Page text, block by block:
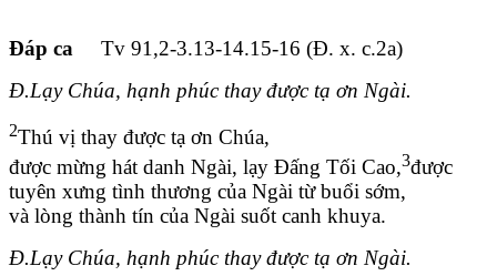
Đáp ca Tv 91,2-3.13-14.15-16 (Đ. x. c.2a)
Đ.Lạy Chúa, hạnh phúc thay được tạ ơn Ngài.
2Thú vị thay được tạ ơn Chúa,
được mừng hát danh Ngài, lạy Đấng Tối Cao,3được
tuyên xưng tình thương của Ngài từ buổi sớm,
và lòng thành tín của Ngài suốt canh khuya.
Đ.Lạy Chúa, hạnh phúc thay được tạ ơn Ngài.